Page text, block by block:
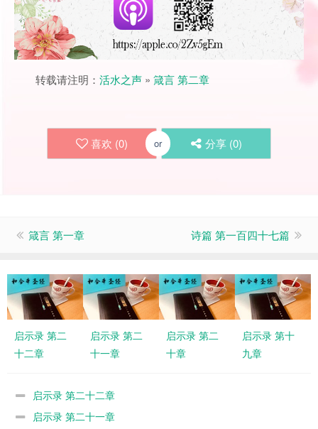
转载请注明： 活水之声 » 箴言 第二章
喜欢 (0) or 分享 (0)
箴言 第一章 诗篇 第一百四十七篇
启示录 第二
十二章
启示录 第二
十一章
启示录 第二
十章
启示录 第十
九章
启示录 第二十二章
启示录 第二十一章